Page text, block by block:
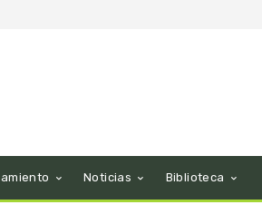
Noticias Biblioteca